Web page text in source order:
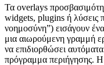
Τα overlays
widgets, plugins ή λύσεις
νοημοσύνη”) εισάγουν
μια αιωρούμενη γραμμή
να επιδιορθώσει
πρόγραμμα περιήγησης. Η